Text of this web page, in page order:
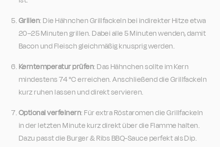
Grillen: Die Hähnchen Grillfackeln bei indirekter Hitze etwa
20–25 Minuten grillen. Dabei alle 5 Minuten wenden, damit
Bacon und Fleisch gleichmäßig knusprig werden.
Kerntemperatur prüfen: Das Hähnchen sollte im Kern
mindestens 74 °C erreichen. Anschließend die Grillfackeln
kurz ruhen lassen und direkt servieren.
Optional verfeinern: Für extra Röstaromen die Grillfackeln
in der letzten Minute kurz direkt über die Flamme halten.
Dazu passt die Burger & Ribs BBQ-Sauce perfekt als Dip.